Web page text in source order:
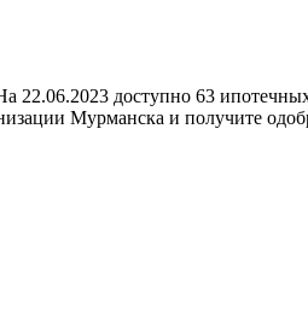
22.06.2023 доступно 63
Мурманска и получите